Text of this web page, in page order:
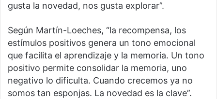
gusta la novedad, nos gusta explorar”.
Según Martín-Loeches, “la recompensa, los
estímulos positivos genera un tono emocional
que facilita el aprendizaje y la memoria. Un tono
positivo permite consolidar la memoria, uno
negativo lo dificulta. Cuando crecemos ya no
somos tan esponjas. La novedad es la clave”.